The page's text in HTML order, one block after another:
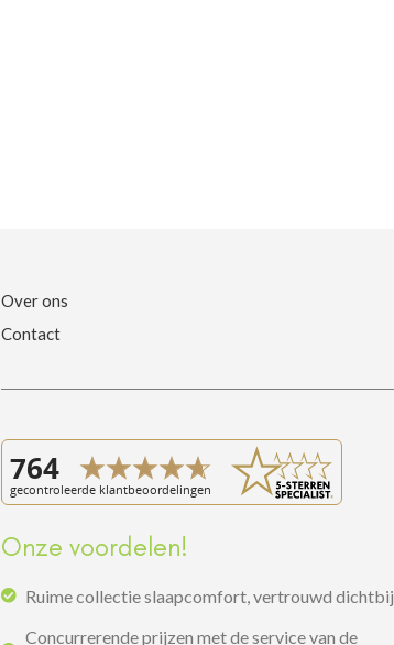
Over ons
Contact
Onze voordelen!
Ruime collectie slaapcomfort, vertrouwd dichtbij
Concurrerende prijzen met de service van de